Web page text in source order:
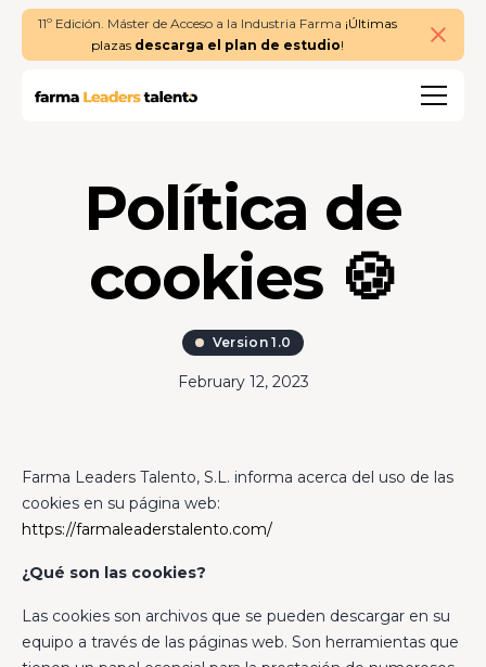
11º Edición. Máster de Acceso a la Industria Farma ¡Últimas
plazas descarga el plan de estudio!
Política de
cookies 🍪
Version 1.0
February 12, 2023
Farma Leaders Talento, S.L. informa acerca del uso de las
cookies en su página web:
https://farmaleaderstalento.com/
¿Qué son las cookies?
Las cookies son archivos que se pueden descargar en su
equipo a través de las páginas web. Son herramientas que